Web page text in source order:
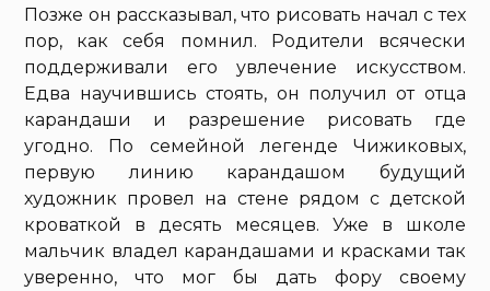
Позже он рассказывал, что рисовать начал с тех
пор, как себя помнил. Родители всячески
поддерживали его увлечение искусством.
Едва научившись стоять, он получил от отца
карандаши и разрешение рисовать где
угодно. По семейной легенде Чижиковых,
первую линию карандашом будущий
художник провел на стене рядом с детской
кроваткой в десять месяцев. Уже в школе
мальчик владел карандашами и красками так
уверенно, что мог бы дать фору своему